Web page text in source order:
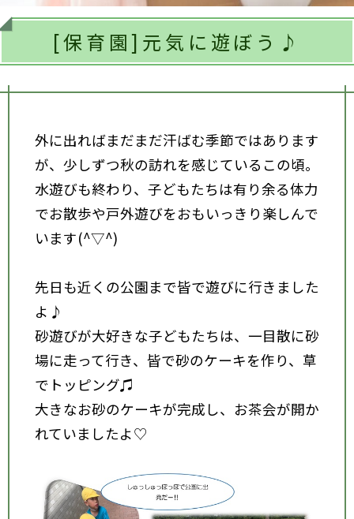
[保育園]元気に遊ぼう♪
外に出ればまだまだ汗ばむ季節ではあります
が、少しずつ秋の訪れを感じているこの頃。
水遊びも終わり、子どもたちは有り余る体力
でお散歩や戸外遊びをおもいっきり楽しんで
います(^▽^)
先日も近くの公園まで皆で遊びに行きました
よ♪
砂遊びが大好きな子どもたちは、一目散に砂
場に走って行き、皆で砂のケーキを作り、草
でトッピング♫
大きなお砂のケーキが完成し、お茶会が開か
れていましたよ♡